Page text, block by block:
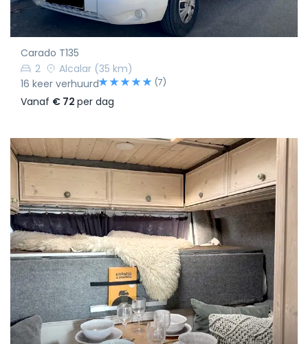
Carado T135
2
Alcalar (35 km)
16 keer verhuurd
(7)
Vanaf € 72 per dag